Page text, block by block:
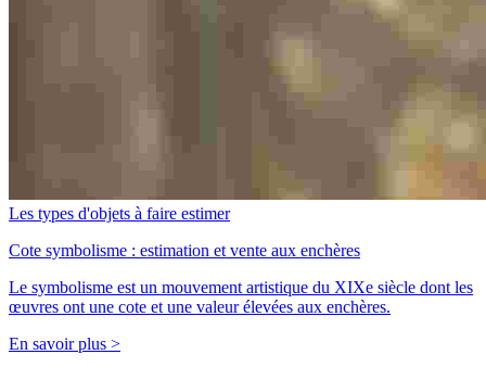
Les types d'objets à faire estimer
Cote symbolisme : estimation et vente aux enchères
Le symbolisme est un mouvement artistique du XIXe siècle dont les
œuvres ont une cote et une valeur élevées aux enchères.
En savoir plus >